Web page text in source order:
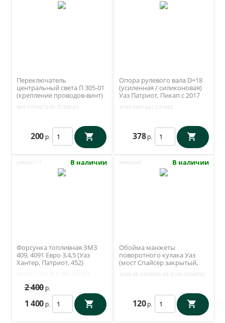
Переключатель
центральный света П 305-01
(крепление проводов-винт)
3709010-01
469-3709010-01 П 305-01
200 р.
Опора рулевого вала D=18
(усиленная / силиконовая)
Уаз Патриот, Пикап с 2017
3163-3401442 631442
378 р.
УМ002111 В наличии
Форсунка топливная ЗМЗ
409, 4091 Евро 3,4,5 (Уаз
Хантер, Патриот, 452)
0 280 158 237
2 400 р.
1 400 р.
УМ00200 В наличии
Обойма манжеты
поворотного кулака Уаз
(мост Спайсер закрытый,
УАЗ) 3160-00-2304056-00
3160-00-2304056-00 3160-2304056
120 р.